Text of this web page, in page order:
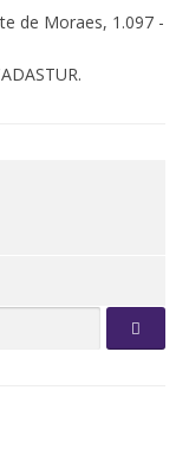
de Moraes, 1.097 -